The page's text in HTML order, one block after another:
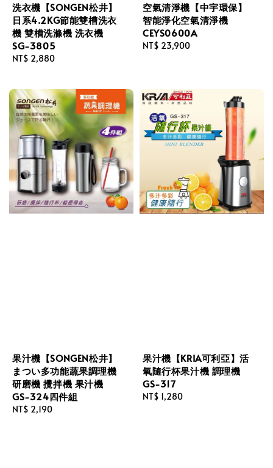
洗衣機【SONGEN松井】
日系4.2KG節能雙槽洗衣
機 雙槽洗滌機 洗衣機
SG-3805
Regular
NT$ 2,880
空氣清淨機【中宇環保】
智能淨化空氣清淨機
CEYS0600A
Regular
NT$ 23,900
果汁機【SONGEN松井】
まつい多功能蔬果調理機
研磨機 攪拌機 果汁機
GS-324四件組
Regular
NT$ 2,190
果汁機【KRIA可利亞】活
氧隨行杯果汁機 調理機
GS-317
Regular
NT$ 1,280